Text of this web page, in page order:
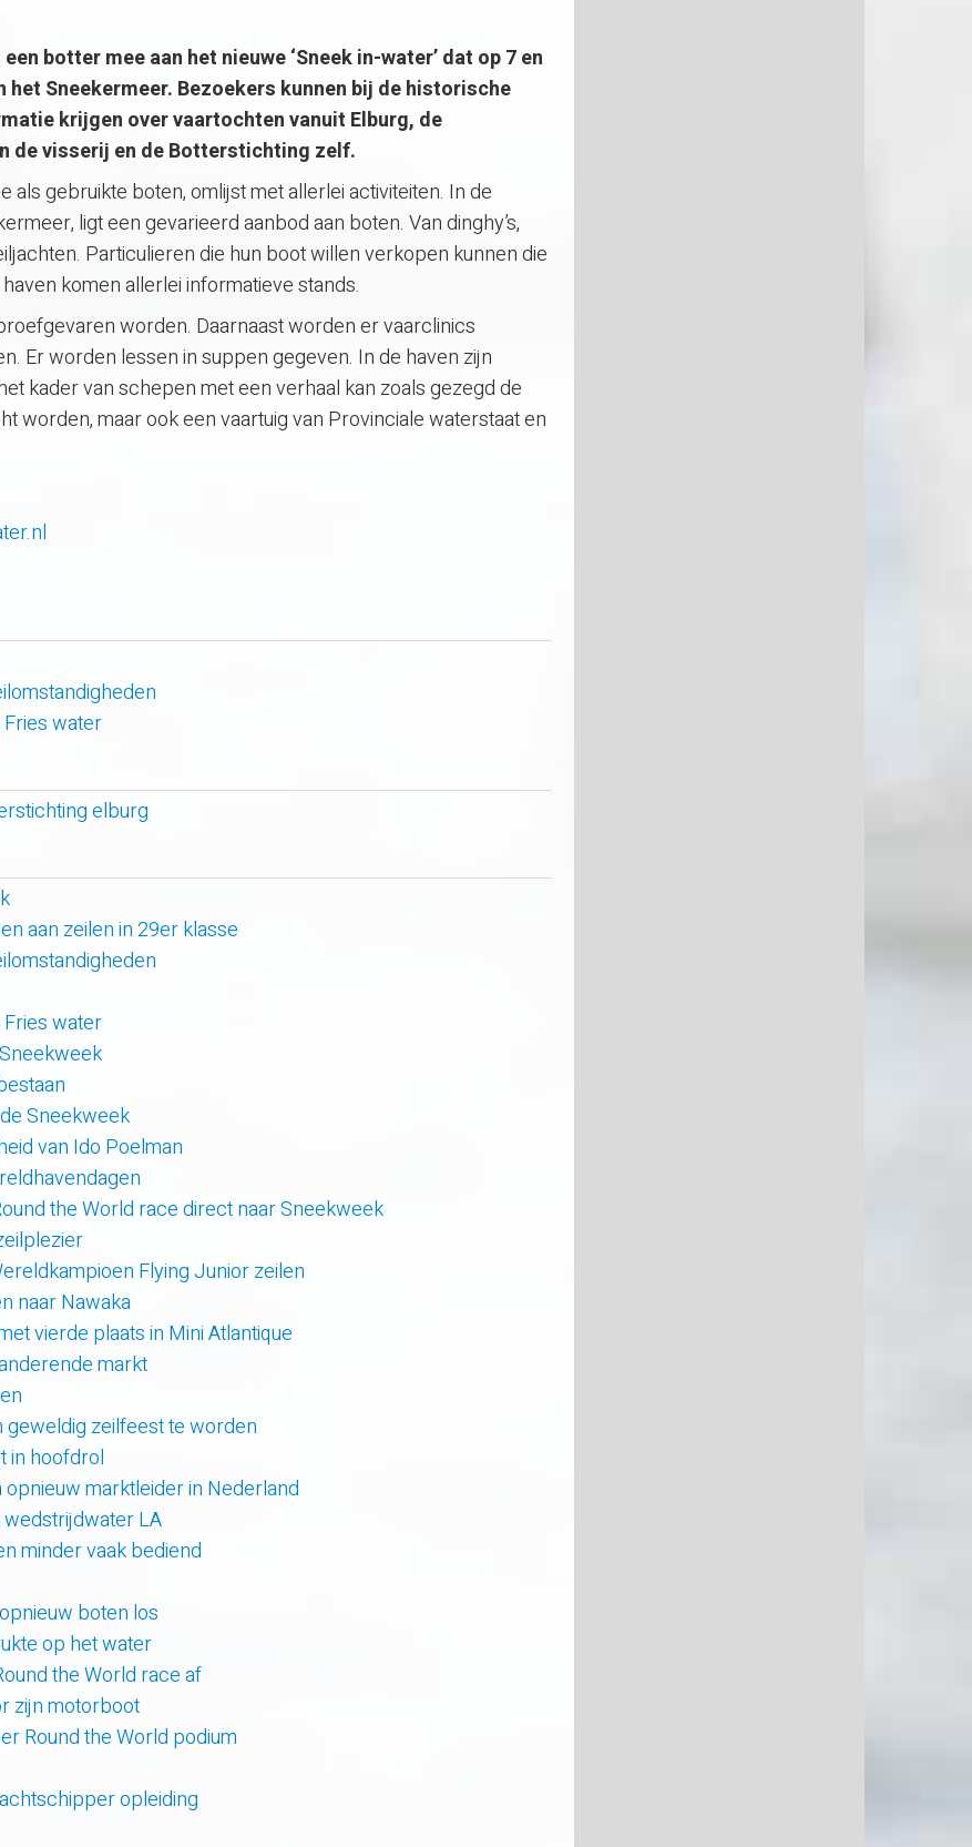
botter mee aan het nieuwe ‘Sneek in-water’ dat op 7 en
Sneekermeer. Bezoekers kunnen bij de historische
krijgen over vaartochten vanuit Elburg, de
de visserij en de Botterstichting zelf.
gebruikte boten, omlijst met allerlei activiteiten. In de
ligt een gevarieerd aanbod aan boten. Van dinghy’s,
Particulieren die hun boot willen verkopen kunnen die
komen allerlei informatieve stands.
worden. Daarnaast worden er vaarclinics
Er worden lessen in suppen gegeven. In de haven zijn
kader van schepen met een verhaal kan zoals gezegd de
worden, maar ook een vaartuig van Provinciale waterstaat en
water
elburg
aan zeilen in 29er klasse
water
Sneekweek
van Ido Poelman
the World race direct naar Sneekweek
Flying Junior zeilen
naar Nawaka
vierde plaats in Mini Atlantique
markt
zeilfeest te worden
in hoofdrol
marktleider in Nederland
LA
minder vaak bediend
boten los
op het water
the World race af
zijn motorboot
Round the World podium
opleiding